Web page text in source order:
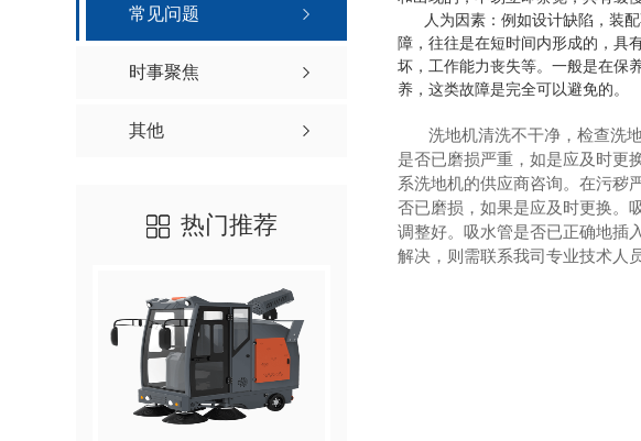
常见问题
时事聚焦
其他
热门推荐
人为因素：例如设计缺陷，装配
障，往往是在短时间内形成的，具
坏，工作能力丧失等。一般是在保
养，这类故障是完全可以避免的。
洗地机清洗不干净，检查洗地
是否已磨损严重，如是应及时更
系洗地机的供应商咨询。在污秽
否已磨损，如果是应及时更换。
调整好。吸水管是否已正确地插
解决，则需联系我司专业技术人